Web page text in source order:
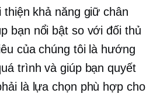
thiện khả năng giữ chân
bạn nổi bật so với đối thủ
của chúng tôi là hướng
trình và giúp bạn quyết
là lựa chọn phù hợp cho